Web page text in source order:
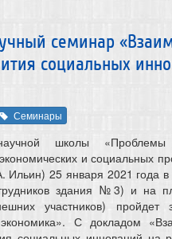
семинар
социальных
Семинары
школы «Проблемы
и социальных
Ильин) 25 января 2021 года
здания №3) и на
участников) пройдет
С докладом